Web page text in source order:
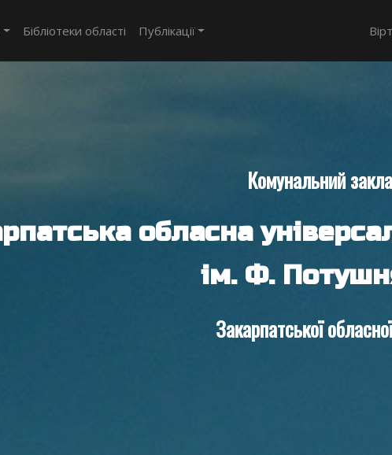
Бібліотеки області Публікації
Комунальний
обласна
ім. Ф.
Закарпатської